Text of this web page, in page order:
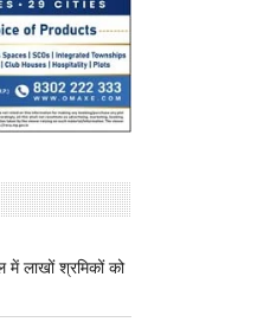
में लाखों श्रमिकों को